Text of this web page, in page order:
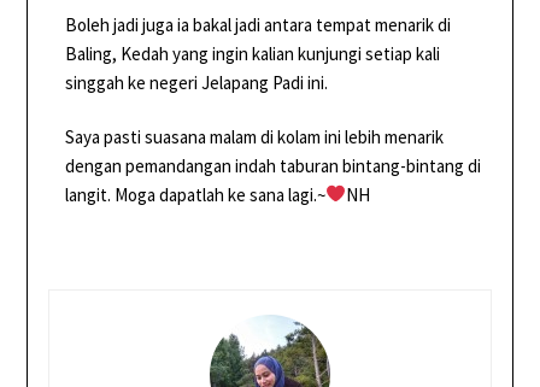
Boleh jadi juga ia bakal jadi antara tempat menarik di
Baling, Kedah yang ingin kalian kunjungi setiap kali
singgah ke negeri Jelapang Padi ini.
Saya pasti suasana malam di kolam ini lebih menarik
dengan pemandangan indah taburan bintang-bintang di
langit. Moga dapatlah ke sana lagi.~
NH